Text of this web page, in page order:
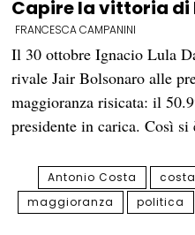
Capire la vittoria di
FRANCESCA CAMPANINI
Il 30 ottobre Ignacio Lula
rivale Jair Bolsonaro alle
maggioranza risicata: il
presidente in carica. Così
Antonio Costa costa
maggioranza
politica